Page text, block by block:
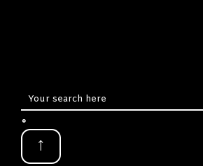
.
↑